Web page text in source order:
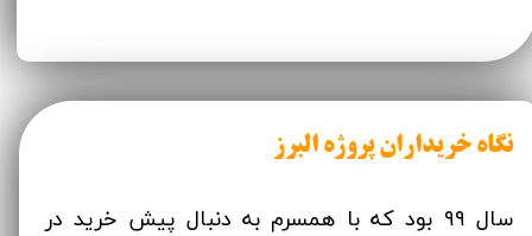
نگاه خریداران پروژه البرز
سال ۹۹ بود که با همسرم به دنبال پیش خرید در